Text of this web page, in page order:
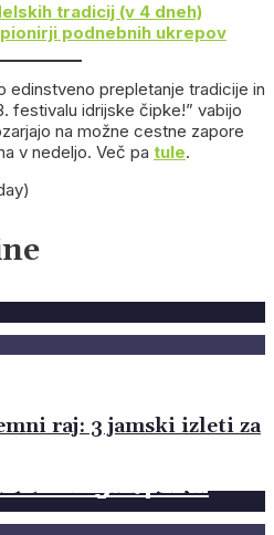
tradicij (v 4 dneh)
podnebnih ukrepov
edinstveno prepletanje tradicije in
festivalu idrijske čipke!” vabijo
na možne cestne zapore
v nedeljo. Več pa tule.
raj: 3 jamski izleti za
2025 2025
športa
športa
športa
športa
športa
športa
športa